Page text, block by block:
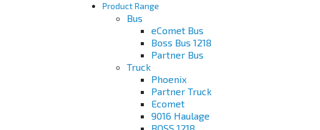
Product Range
Bus
eComet Bus
Boss Bus 1218
Partner Bus
Truck
Phoenix
Partner Truck
Ecomet
9016 Haulage